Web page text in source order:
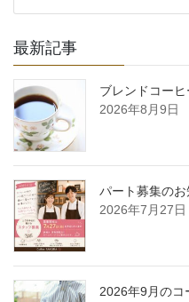
最新記事
ブレンドコー
2026年8月9日
パート募集のお
2026年7月27日
2026年9月のコ